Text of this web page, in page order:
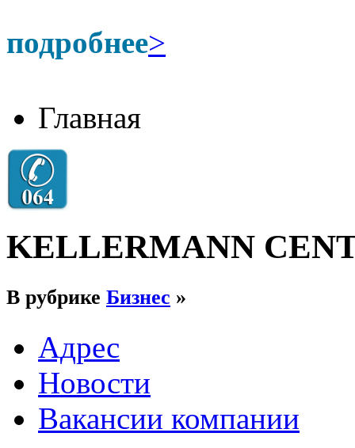
подробнее>
Главная
KELLERMANN
В рубрике Бизнес »
Адрес
Новости
Вакансии компании